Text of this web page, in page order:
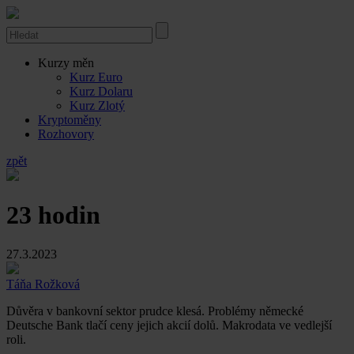
Kurzy měn
Kurz Euro
Kurz Dolaru
Kurz Zlotý
Kryptoměny
Rozhovory
zpět
23 hodin
27.3.2023
Táňa Rožková
Důvěra v bankovní sektor prudce klesá. Problémy německé
Deutsche Bank tlačí ceny jejich akcií dolů. Makrodata ve vedlejší
roli.